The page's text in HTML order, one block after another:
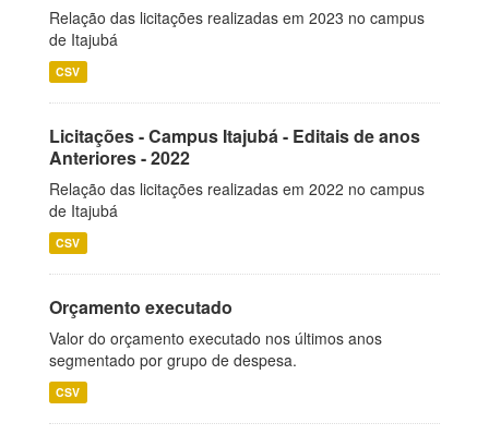
Relação das licitações realizadas em 2023 no campus
de Itajubá
CSV
Licitações - Campus Itajubá - Editais de anos
Anteriores - 2022
Relação das licitações realizadas em 2022 no campus
de Itajubá
CSV
Orçamento executado
Valor do orçamento executado nos últimos anos
segmentado por grupo de despesa.
CSV